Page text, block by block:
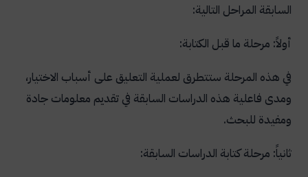
السابقة المراحل التالية:
أولاً: مرحلة ما قبل الكتابة:
في هذه المرحلة ستتطرق لعملية التعليق على أسباب الاختيار،
ومدى فاعلية هذه الدراسات السابقة في تقديم معلومات جادة
ومفيدة للبحث.
ثانياً: مرحلة كتابة الدراسات السابقة: